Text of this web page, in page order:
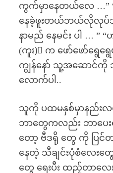
ကွက်မှာနေတယ်လေ …” “
နေခဲ့ဖူးတယ်ဘယ်လိုလုပ်သိလဲ
နာမည် နေမင်း ပါ …
(ကူး)း က ဖော်ဖော်ရွေ
ကျွန်နော် သူ့အဆောင်
လောက်ပါ..
သူကို ပထမနှစ်မှာနည်း
ဘာတွေကလည်း ဘာပေးရ
တော့ ဗီဒရို တွေ ကို ပြင်
နေတဲ့ သီချင်းပုံစံလေးတွ
တွေ ရေးပီး ထည့်တာ